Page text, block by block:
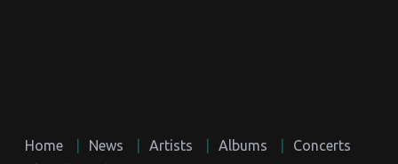
Home News Artists Albums
Concerts